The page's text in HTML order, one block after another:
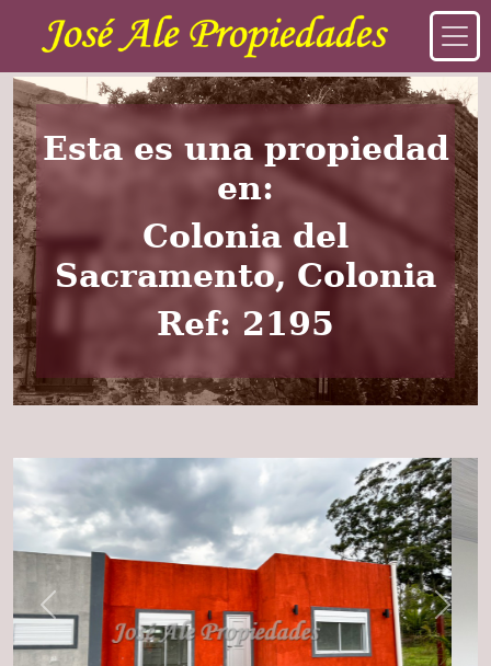
Esta es una propiedad
en:
Colonia del
Sacramento, Colonia
Ref: 2195
Previous Next